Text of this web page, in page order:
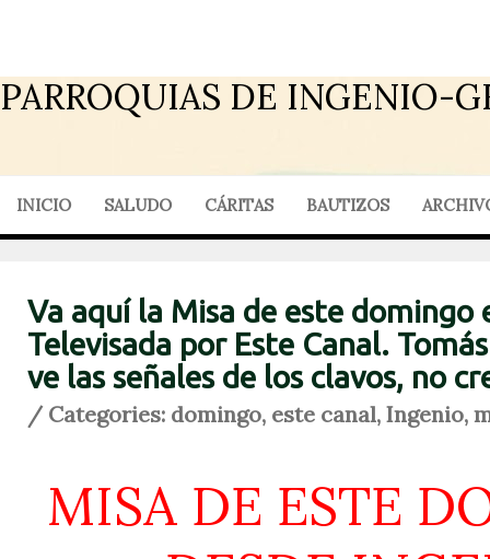
PARROQUIAS DE INGENIO-
INICIO SALUDO CÁRITAS BAUTIZOS
Va aquí la Misa de este domingo
Televisada por Este Canal.
ve las señales de los clavos, no
/ Categories: domingo, este canal,Ingenio,
MISA DE ESTE